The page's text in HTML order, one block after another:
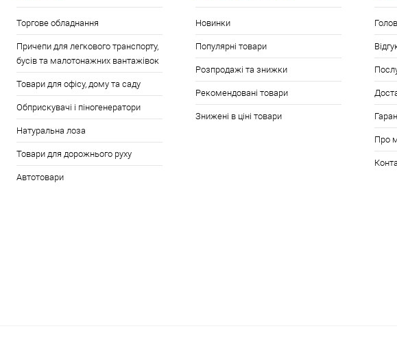
Торгове обладнання
Причепи для легкового транспорту,
бусів та малотонажних вантажівок
Товари для офісу, дому та саду
Обприскувачі і піногенератори
Натуральна лоза
Товари для дорожнього руху
Автотовари
Новинки
Популярні товари
Розпродажі та знижки
Рекомендовані товари
Знижені в ціні товари
Про